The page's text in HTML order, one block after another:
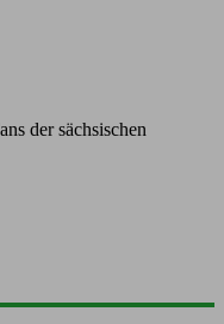
der sächsischen